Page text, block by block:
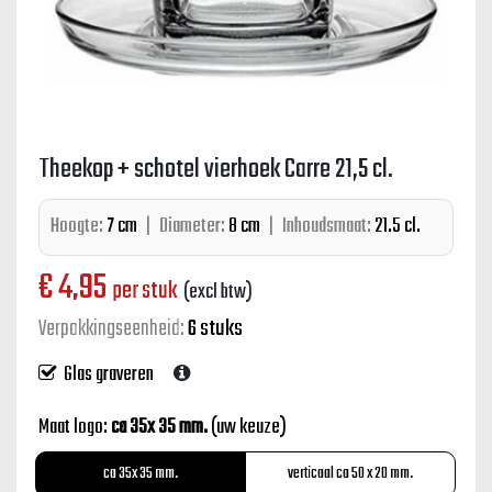
Theekop + schotel vierhoek Carre 21,5 cl.
Hoogte:7 cm | Diameter:8 cm | Inhoudsmaat:21.5 cl.
€4,95 per stuk (excl btw)
Verpakkingseenheid:6 stuks
Glas graveren
Maat logo:ca 35x 35 mm.(uw keuze)
ca 35x 35 mm. verticaal ca 50 x 20 mm.